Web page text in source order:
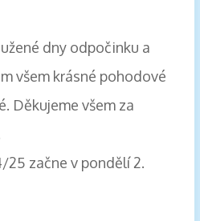
dny odpočinku a
všem krásné pohodové
Děkujeme všem za
25 začne v pondělí 2.